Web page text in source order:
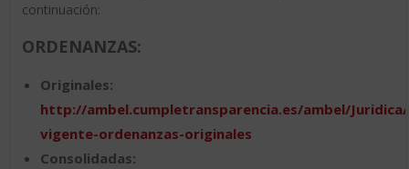
continuación:
ORDENANZAS:
Originales:
http://ambel.cumpletransparencia.es/ambel/
vigente-ordenanzas-originales
Consolidadas: